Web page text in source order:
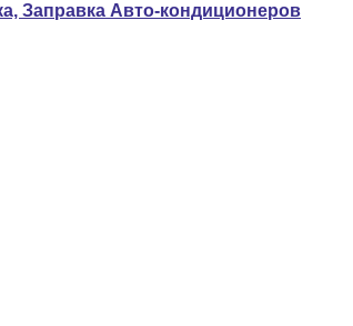
Заправка Авто-кондиционеров